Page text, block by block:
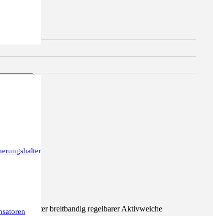
integrierter breitbandig regelbarer Aktivweiche